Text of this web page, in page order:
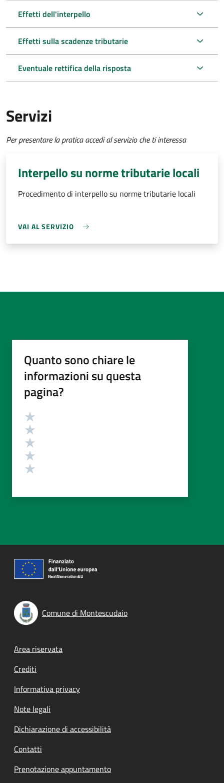
Effetti dell'interpello
Effetti sulla scadenze tributarie
Eventuale rettifica della risposta
Servizi
Per presentare la pratica accedi al servizio che ti interessa
Interpello su norme tributarie locali
Procedimento di interpello su norme tributarie locali
VAI AL SERVIZIO
Quanto sono chiare le
informazioni su questa
pagina?
Valutazione
Comune di Montescudaio
Footer menu
Area riservata
Crediti
Informativa privacy
Note legali
Dichiarazione di accessibilità
Contatti
Prenotazione appuntamento